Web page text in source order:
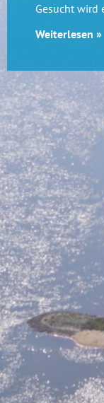
Gesucht wird
Weiterlesen »